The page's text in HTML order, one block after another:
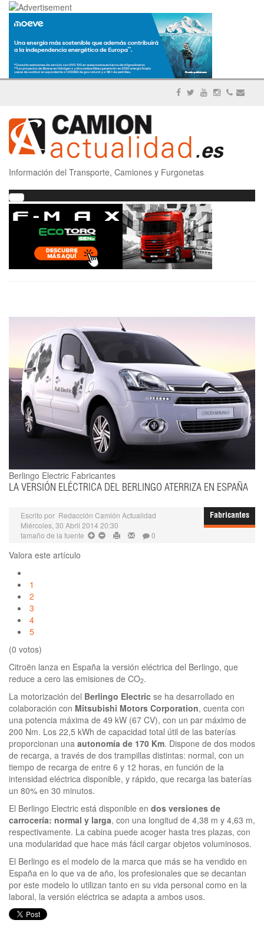
Información del Transporte, Camiones y Furgonetas
Berlingo Electric Fabricantes
LA VERSIÓN ELÉCTRICA DEL BERLINGO ATERRIZA EN ESPAÑA
Fabricantes
Escrito por Redacción Camión Actualidad
Miércoles, 30 Abril 2014 20:30
tamaño de la fuente
0
Valora este artículo
1
2
3
4
5
(0 votos)
Citroën lanza en España la versión eléctrica del Berlingo, que
reduce a cero las emisiones de CO2.
La motorización del Berlingo Electric se ha desarrollado en
colaboración con Mitsubishi Motors Corporation, cuenta con
una potencia máxima de 49 kW (67 CV), con un par máximo de
200 Nm. Los 22,5 kWh de capacidad total útil de las baterías
proporcionan una autonomía de 170 Km. Dispone de dos modos
de recarga, a través de dos trampillas distintas: normal, con un
tiempo de recarga de entre 6 y 12 horas, en función de la
intensidad eléctrica disponible, y rápido, que recarga las baterías
un 80% en 30 minutos.
El Berlingo Electric está disponible en dos versiones de
carrocería: normal y larga, con una longitud de 4,38 m y 4,63 m,
respectivamente. La cabina puede acoger hasta tres plazas, con
una modularidad que hace más fácil cargar objetos voluminosos.
El Berlingo es el modelo de la marca que más se ha vendido en
España en lo que va de año, los profesionales que se decantan
por este modelo lo utilizan tanto en su vida personal como en la
laboral, la versión eléctrica se adapta a ambos usos.